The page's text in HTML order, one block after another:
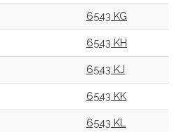
6543 KG
6543 KH
6543 KJ
6543 KK
6543 KL